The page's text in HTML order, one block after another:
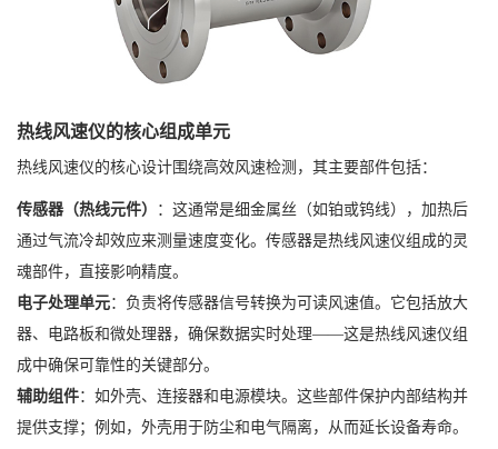
热线风速仪的核心组成单元
热线风速仪的核心设计围绕高效风速检测，其主要部件包括：
传感器（热线元件）
：这通常是细金属丝（如铂或钨线），加热后
通过气流冷却效应来测量速度变化。传感器是热线风速仪组成的灵
魂部件，直接影响精度。
电子处理单元：负责将传感器信号转换为可读风速值。它包括放大
器、电路板和微处理器，确保数据实时处理——这是热线风速仪组
成中确保可靠性的关键部分。
辅助组件：如外壳、连接器和电源模块。这些部件保护内部结构并
提供支撑；例如，外壳用于防尘和电气隔离，从而延长设备寿命。